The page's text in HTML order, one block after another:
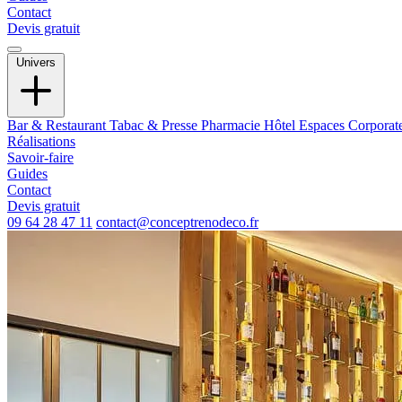
Contact
Devis gratuit
Univers
Bar & Restaurant Tabac & Presse Pharmacie Hôtel Espaces
Réalisations
Savoir-faire
Guides
Contact
Devis gratuit
09 64 28 47 11 contact@conceptrenodeco.fr